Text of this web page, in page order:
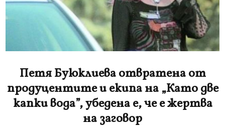
Петя Буюклиева отвратена от
продуцентите и екипа на „Като две
капки вода”, убедена е, че е жертва
на заговор